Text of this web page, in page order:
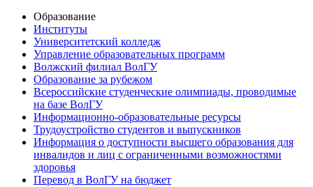
Образование
Институты
Университетский колледж
Управление образовательных программ
Волжский филиал ВолГУ
Образование за рубежом
Всероссийские студенческие олимпиады, проводимые
на базе ВолГУ
Информационно-образовательные ресурсы
Трудоустройство студентов и выпускников
Информация о доступности высшего образования для
инвалидов и лиц с ограниченными возможностями
здоровья
Перевод в ВолГУ на бюджет